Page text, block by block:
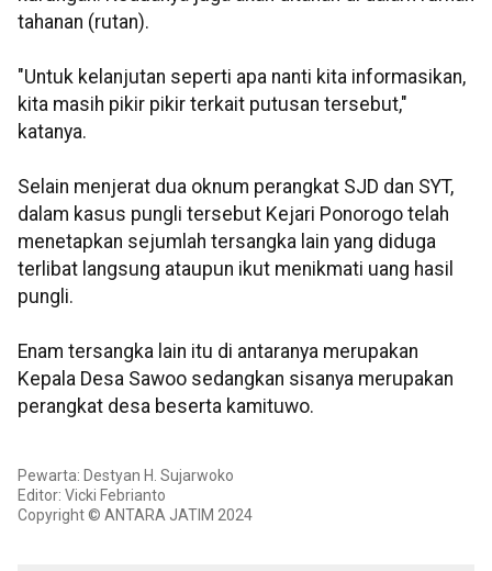
tahanan (rutan).
"Untuk kelanjutan seperti apa nanti kita informasikan,
kita masih pikir pikir terkait putusan tersebut,"
katanya.
Selain menjerat dua oknum perangkat SJD dan SYT,
dalam kasus pungli tersebut Kejari Ponorogo telah
menetapkan sejumlah tersangka lain yang diduga
terlibat langsung ataupun ikut menikmati uang hasil
pungli.
Enam tersangka lain itu di antaranya merupakan
Kepala Desa Sawoo sedangkan sisanya merupakan
perangkat desa beserta kamituwo.
Pewarta: Destyan H. Sujarwoko
Editor: Vicki Febrianto
Copyright © ANTARA JATIM 2024